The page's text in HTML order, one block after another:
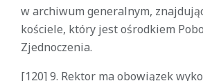
w archiwum generalnym,
kościele, który jest ośrodkiem
Zjednoczenia.
[120] 9. Rektor ma obowiązek